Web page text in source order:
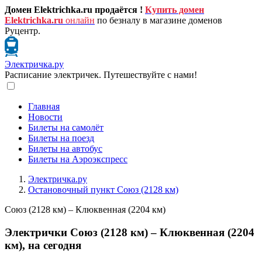
Домен Elektrichka.ru продаётся ! Купить домен
Elektrichka.ru онлайн по безналу в магазине доменов
Руцентр.
Электричка.ру
Расписание электричек. Путешествуйте с нами!
Главная
Новости
Билеты на самолёт
Билеты на поезд
Билеты на автобус
Билеты на Аэроэкспресс
Электричка.ру
Остановочный пункт Союз (2128 км)
Союз (2128 км) – Клюквенная (2204 км)
Электрички Союз (2128 км) – Клюквенная (2204
км), на сегодня